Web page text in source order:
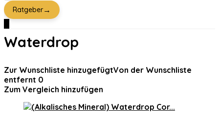
Ratgeber→
Waterdrop
Zur Wunschliste hinzugefügtVon der Wunschliste
entfernt 0
Zum Vergleich hinzufügen